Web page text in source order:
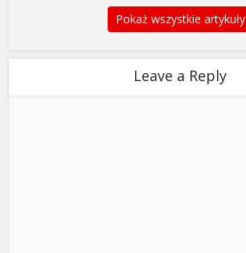
Pokaż wszystkie artykuły
Leave a Reply